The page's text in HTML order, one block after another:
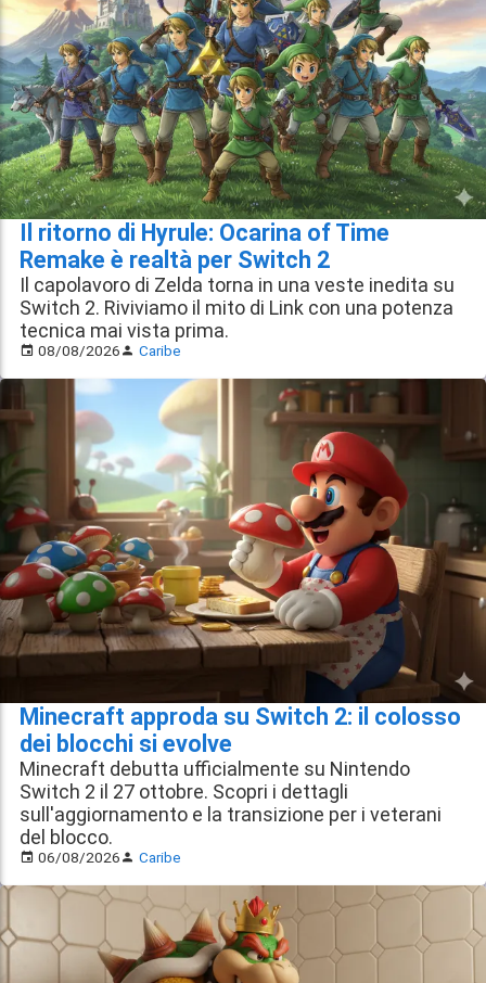
Il ritorno di Hyrule: Ocarina of Time
Remake è realtà per Switch 2
Il capolavoro di Zelda torna in una veste inedita su
Switch 2. Riviviamo il mito di Link con una potenza
tecnica mai vista prima.
08/08/2026 Caribe
Minecraft approda su Switch 2: il colosso
dei blocchi si evolve
Minecraft debutta ufficialmente su Nintendo
Switch 2 il 27 ottobre. Scopri i dettagli
sull'aggiornamento e la transizione per i veterani
del blocco.
06/08/2026 Caribe